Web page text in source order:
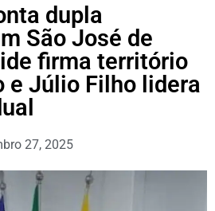
dupla
São José de
firma território
e Júlio Filho lidera
27, 2025